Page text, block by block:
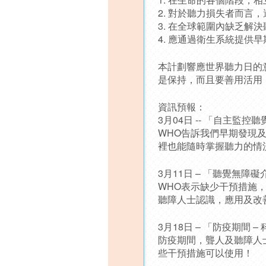
2. 對於聽力損失者而言
3. 在全球範圍內缺乏解
4. 應通過衛生系統提供
本計劃響應世界聽力日
是保持，而且要善用活
資訊預報：
3月04日 -- 「自主監控聽
WHO告訴我們早期發現
裡也能隨時掌握聽力的情
3月11日 – 「聽覺無障礙
WHO表示缺少干預措施
聽障人士認識，應用及改
3月18日 – 「防疫期間 –
防疫期間，聾人及聽障
些干預措施可以使用！